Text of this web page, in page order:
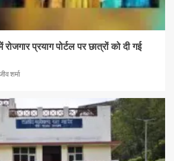
प्रयाग पोर्टल पर छात्रों को दी गई
शर्मा